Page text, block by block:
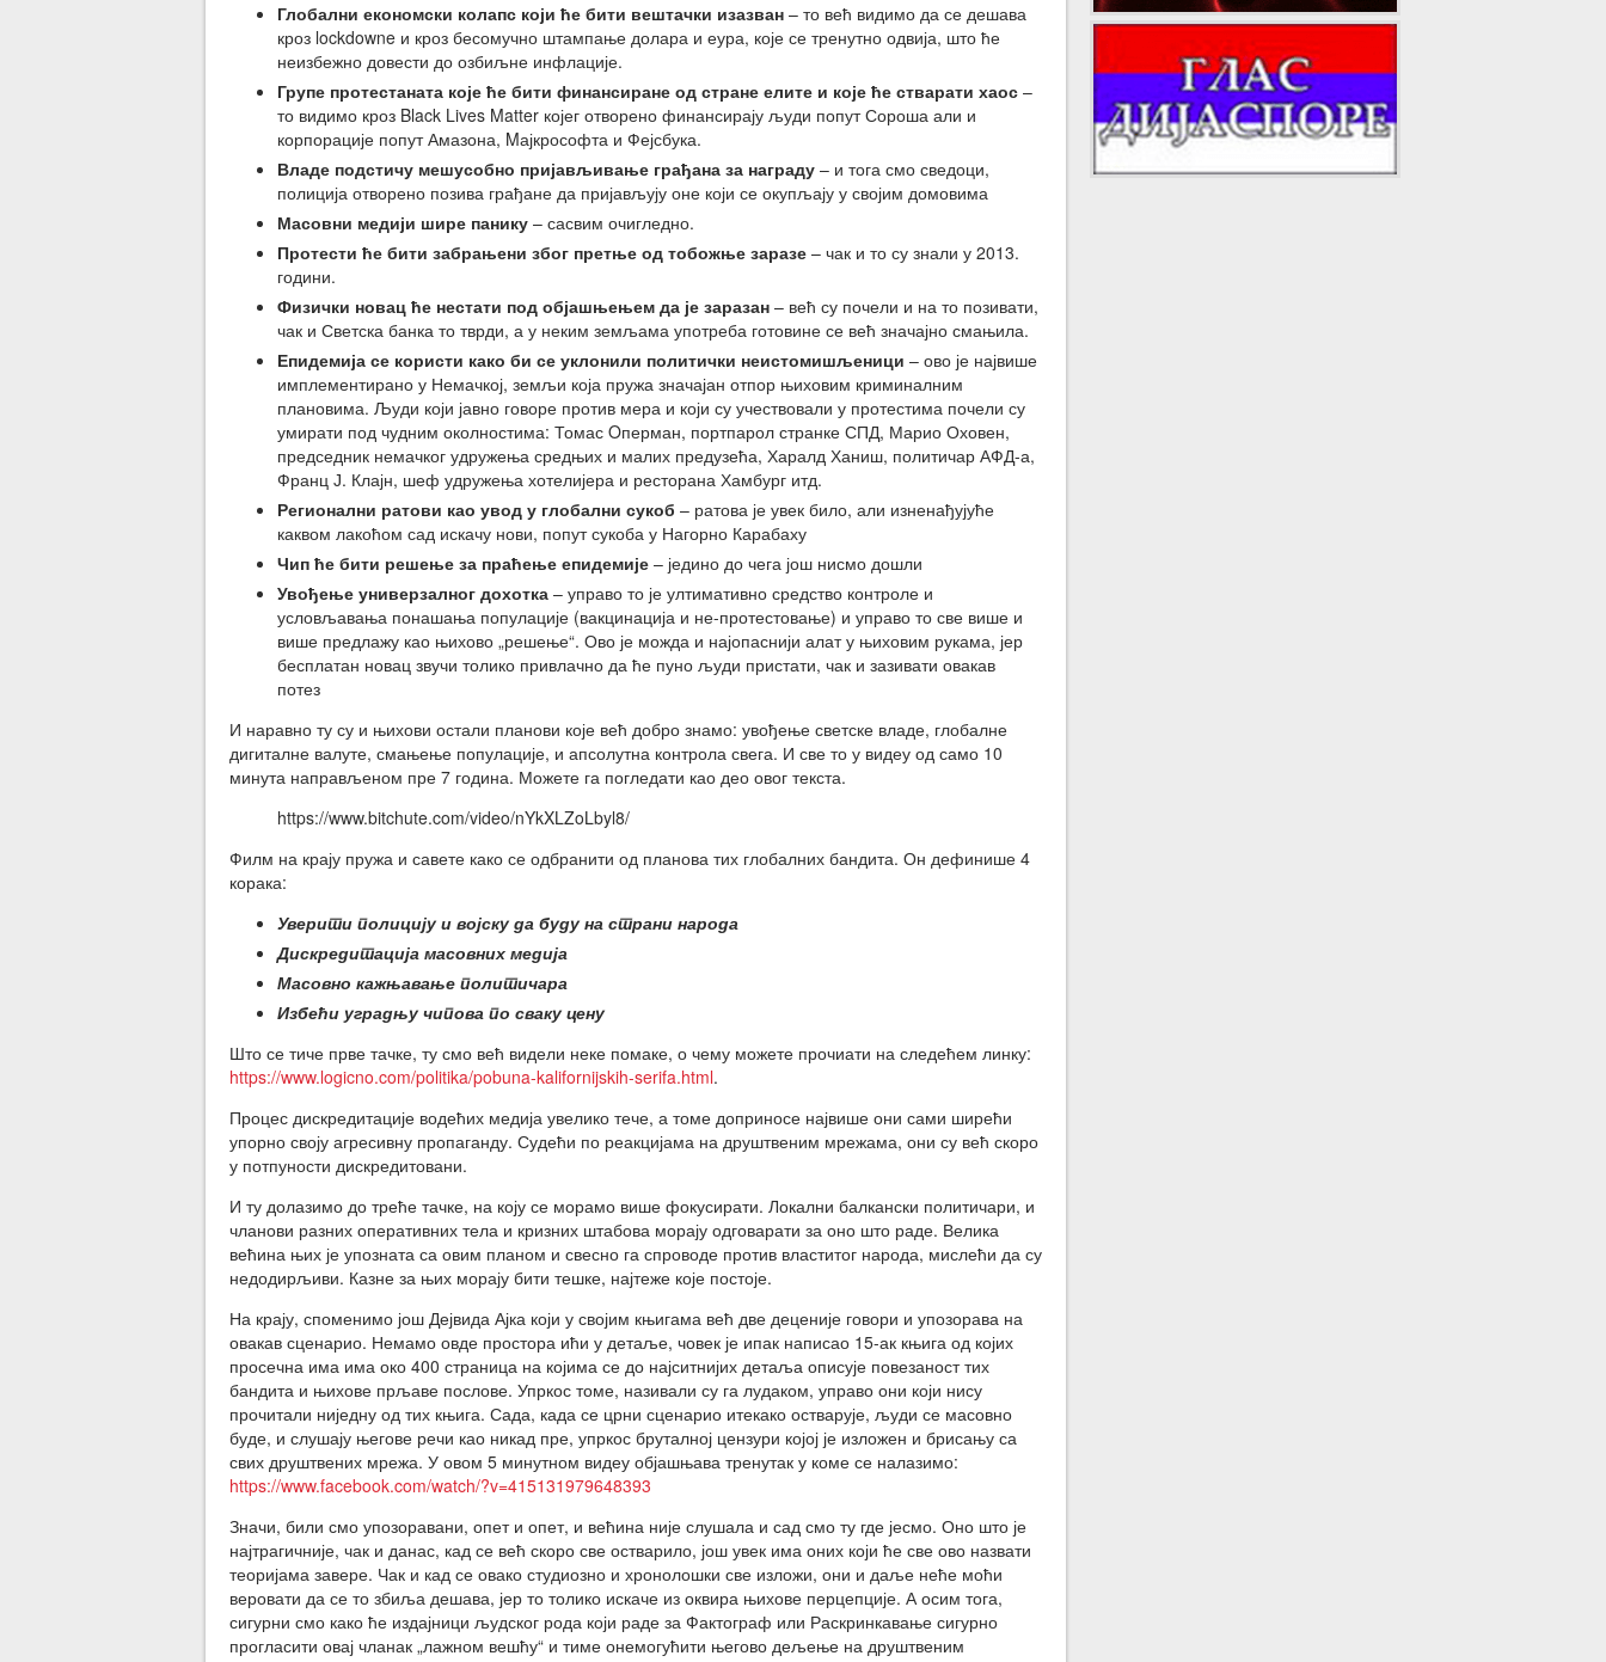
Глобални економски колапс који ће бити вештачки изазван – то већ видимо да се дешава
кроз lockdowne и кроз бесомучно штампање долара и еура, које се тренутно одвија, што ће
неизбежно довести до озбиљне инфлације.
Групе протестаната које ће бити финансиране од стране елите и које ће стварати хаос –
то видимо кроз Black Lives Matter којег отворено финансирају људи попут Сороша али и
корпорације попут Амазона, Mајкрософта и Фејсбука.
Владе подстичу мешусобно пријављивање грађана за награду – и тога смо сведоци,
полиција отворено позива грађане да пријављују оне који се окупљају у својим домовима
Масовни медији шире панику – сасвим очигледно.
Протести ће бити забрањени због претње од тобожње заразе – чак и то су знали у 2013.
години.
Физички новац ће нестати под објашњењем да је заразан – већ су почели и на то позивати,
чак и Светска банка то тврди, а у неким земљама употреба готовине се већ значајно смањила.
Епидемија се користи како би се уклонили политички неистомишљеници – ово је највише
имплементирано у Немачкој, земљи која пружа значајан отпор њиховим криминалним
плановима. Људи који јавно говоре против мера и који су учествовали у протестима почели су
умирати под чудним околностима: Томас Oперман, портпарол странке СПД, Марио Оховен,
председник немачког удружења средњих и малих предузећа, Харалд Ханиш, политичар АФД-а,
Франц Ј. Клајн, шеф удружења хотелијера и ресторана Хамбург итд.
Регионални ратови као увод у глобални сукоб – ратова је увек било, али изненађујуће
каквом лакоћом сад искачу нови, попут сукоба у Нагорно Карабаху
Чип ће бити решење за праћење епидемије – једино до чега још нисмо дошли
Увођење универзалног дохотка – управо то је ултимативно средство контроле и
условљавања понашања популације (вакцинација и не-протестовање) и управо то све више и
више предлажу као њихово „решење“. Ово је можда и најопаснији алат у њиховим рукама, јер
бесплатан новац звучи толико привлачно да ће пуно људи пристати, чак и зазивати овакав
потез
И наравно ту су и њихови остали планови које већ добро знамо: увођење светске владе, глобалне
дигиталне валуте, смањење популације, и апсолутна контрола свега. И све то у видеу од само 10
минута направљеном пре 7 година. Можете га погледати као део овог текста.
https://www.bitchute.com/video/nYkXLZoLbyl8/
Филм на крају пружа и савете како се одбранити од планова тих глобалних бандита. Он дефинише 4
корака:
Уверити полицију и војску да буду на страни народа
Дискредитација масовних медија
Масовно кажњавање политичара
Избећи уградњу чипова по сваку цену
Што се тиче прве тачке, ту смо већ видели неке помаке, о чему можете прочиати на следећем линку:
https://www.logicno.com/politika/pobuna-kalifornijskih-serifa.html.
Процес дискредитације водећих медија увелико тече, а томе доприносе највише они сами ширећи
упорно своју агресивну пропаганду. Судећи по реакцијама на друштвеним мрежама, они су већ скоро
у потпуности дискредитовани.
И ту долазимо до треће тачке, на коју се морамо више фокусирати. Локални балкански политичари, и
чланови разних оперативних тела и кризних штабова морају одговарати за оно што раде. Велика
већина њих је упозната са овим планом и свесно га спроводе против властитог народа, мислећи да су
недодирљиви. Казне за њих морају бити тешке, најтеже које постоје.
На крају, споменимо још Дејвида Ајка који у својим књигама већ две деценије говори и упозорава на
овакав сценарио. Немамо овде простора ићи у детаље, човек је ипак написао 15-ак књига од којих
просечна има има око 400 страница на којима се до најситнијих детаља описује повезаност тих
бандита и њихове прљаве послове. Упркос томе, називали су га лудаком, управо они који нису
прочитали ниједну од тих књига. Сада, када се црни сценарио итекако остварује, људи се масовно
буде, и слушају његове речи као никад пре, упркос бруталној цензури којој је изложен и брисању са
свих друштвених мрежа. У овом 5 минутном видеу објашњава тренутак у коме се налазимо:
https://www.facebook.com/watch/?v=415131979648393
Значи, били смо упозоравани, опет и опет, и већина није слушала и сад смо ту где јесмо. Оно што је
најтрагичније, чак и данас, кад се већ скоро све остварило, још увек има оних који ће све ово назвати
теоријама завере. Чак и кад се овако студиозно и хронолошки све изложи, они и даље неће моћи
веровати да се то збиља дешава, јер то толико искаче из оквира њихове перцепције. А осим тога,
сигурни смо како ће издајници људског рода који раде за Фактограф или Раскринкавање сигурно
прогласити овај чланак „лажном вешћу“ и тиме онемогућити његово дељење на друштвеним